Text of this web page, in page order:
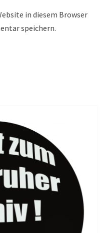
in diesem Browser
speichern.